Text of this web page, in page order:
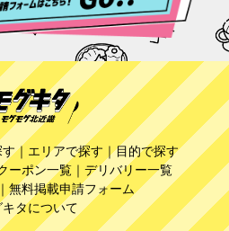
す｜ エリアで探す ｜目的で探す
ーポン一覧 ｜ デリバリー一覧
｜ 無料掲載申請フォーム
キタについて